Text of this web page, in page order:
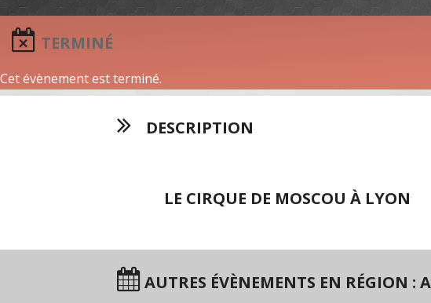
TERMINÉ
Cet évènement est terminé.
DESCRIPTION
LE CIRQUE DE MOSCOU À LYON
AUTRES ÉVÈNEMENTS EN RÉGION :